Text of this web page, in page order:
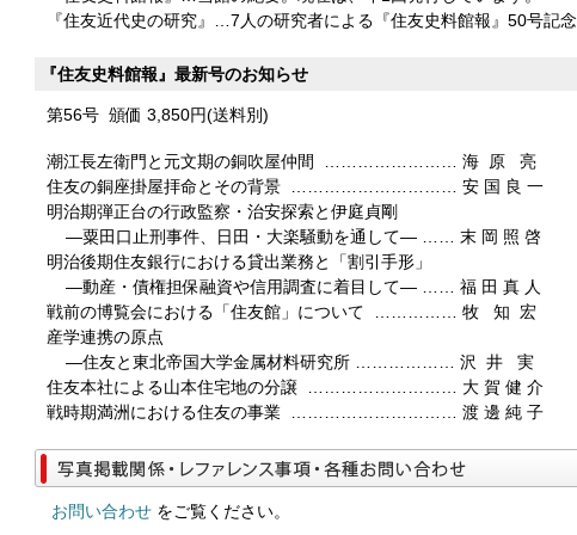
閲覧のご予約は1週間前(初回は2週間前)より翌月末分まで、連続最
のページよりお申し込み下さい。
す。 [2023/08/22]
『住友史料館報』第54号を刊行いたしました。
本年よりあらたに公開する近世・近代史料の情報をリストに追加致
詳しくは収蔵史料のページをご覧下さい。
概要は『住友史料館報』第54号P315～P316にも記載致しておりま
史料閲覧につきましては、より多くの方にご利用頂けるよう
と拡充を図り、8月22日以降お申し込み分からは メールフォーム
す。
現在は従来通りの体制ですが、予約をご検討の際の情報として事前
閲覧のご予約は1週間前(初回は2週間前)より翌月末分まで、連続最
なお、複写料金につきましても見直しを行い、8月22日以降、コピ
50円(カラーA3は100円)とさせて頂きます。 [2023/07/03]
曜日の午前10時30分～午後4時]に時間を変更し、受付致します。(5
なります。)
「ご来館者様へのお願い」をご理解頂き、ご協力のほどお願い申し
『住友近代史の研究』…7人の研究者による『住友史料館報』50号記
『住友史料館報』最新号のお知らせ
第56号 頒価 3,850円(送料別)
潮江長左衛門と元文期の銅吹屋仲間 …………………… 海 原 亮
住友の銅座掛屋拝命とその背景 ………………………… 安 国 良 一
明治期弾正台の行政監察・治安探索と伊庭貞剛
―粟田口止刑事件、日田・大楽騒動を通して― …… 末 岡 照 啓
明治後期住友銀行における貸出業務と「割引手形」
―動産・債権担保融資や信用調査に着目して― …… 福 田 真 人
戦前の博覧会における「住友館」について …………… 牧 知 宏
産学連携の原点
―住友と東北帝国大学金属材料研究所 ……………… 沢 井 実
住友本社による山本住宅地の分譲 ……………………… 大 賀 健 介
戦時期満洲における住友の事業 ………………………… 渡 邊 純 子
お問い合わせ をご覧ください。